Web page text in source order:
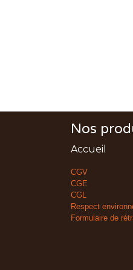
Nos
Accueil
CGV
CGE
CGL
Respect
Formulaire de